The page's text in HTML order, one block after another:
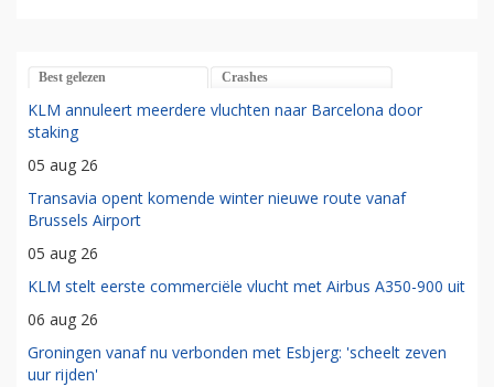
Best gelezen Crashes
KLM annuleert meerdere vluchten naar Barcelona door
staking
05 aug 26
Transavia opent komende winter nieuwe route vanaf
Brussels Airport
05 aug 26
KLM stelt eerste commerciële vlucht met Airbus A350-900 uit
06 aug 26
Groningen vanaf nu verbonden met Esbjerg: 'scheelt zeven
uur rijden'